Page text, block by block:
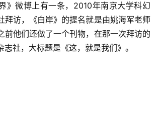
》微博上有一条，2010年南京大学科幻
拜访，《白岸》的提名就是由姚海军老师
前他们还做了一个刊物，在那一次拜访的
志社，大标题是《这，就是我们》。